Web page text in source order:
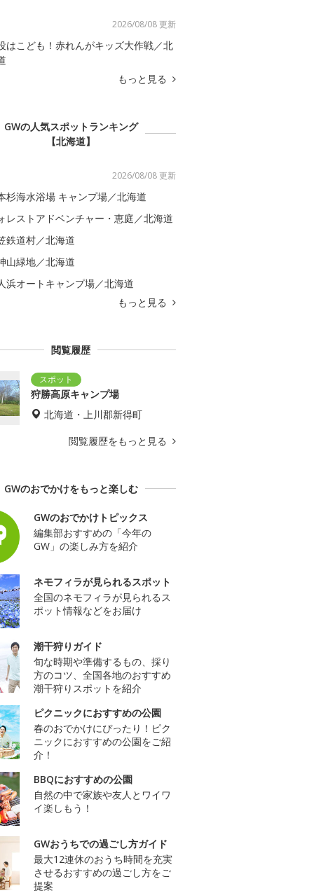
2026/08/08 更新
はこども！赤れんがキッズ大作戦／北
もっと見る
GWの人気スポットランキング
【北海道】
2026/08/08 更新
杉海水浴場 キャンプ場／北海道
レストアドベンチャー・恵庭／北海道
鉄道村／北海道
山緑地／北海道
浜オートキャンプ場／北海道
もっと見る
閲覧履歴
狩勝高原キャンプ場
北海道・上川郡新得町
閲覧履歴をもっと見る
GWのおでかけをもっと楽しむ
GWのおでかけトピックス
編集部おすすめの「今年の
GW」の楽しみ方を紹介
ネモフィラが見られるスポット
全国のネモフィラが見られるス
ポット情報などをお届け
潮干狩りガイド
旬な時期や準備するもの、採り
方のコツ、全国各地のおすすめ
潮干狩りスポットを紹介
ピクニックにおすすめの公園
春のおでかけにぴったり！ピク
ニックにおすすめの公園をご紹
介！
BBQにおすすめの公園
自然の中で家族や友人とワイワ
イ楽しもう！
GWおうちでの過ごし方ガイド
最大12連休のおうち時間を充実
させるおすすめの過ごし方をご
提案